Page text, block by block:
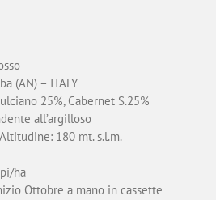
(AN) – ITALY
25%, Cabernet S.25%
all’argilloso
180 mt. s.l.m.
ha
Ottobre a mano in cassette